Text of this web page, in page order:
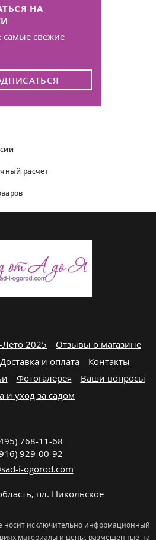
НА
самые свежие
расчет
Лето 2025
Отзывы о магазине
Доставка и оплата
Контакты
Фотогалерея
Ваши вопросы
и уход за садом
768-11-68
929-00-92
i-ogorod.com
, пл. Никольcкое
исключительно информационный
материалы и цены, размещенные на